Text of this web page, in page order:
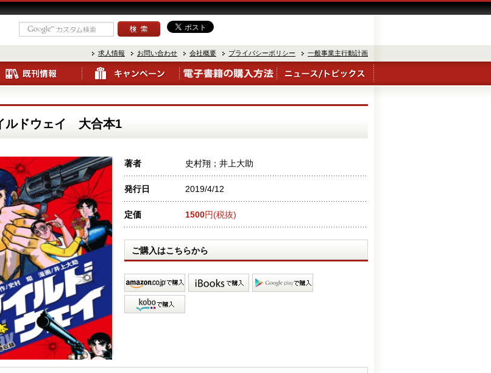
求人情報 お問い合わせ 会社概要 プライバシーポリシー 一般事業主行動計画
ルドウェイ 大合本1
著者 史村翔；井上大助
発行日 2019/4/12
定価 1500円(税抜)
ご購入はこちらから